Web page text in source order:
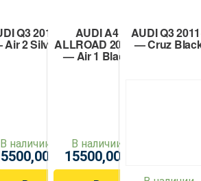
Q3 2011+
2 Silver
В наличии
AUDI A4
ALLROAD 2009+
— Air 1 Black
В наличии
15500,00
AUDI Q3
— Cruz